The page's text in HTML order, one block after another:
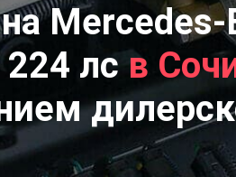
Mercedes-
224 лсв